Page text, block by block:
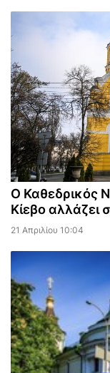
Ο Καθεδρικός
Κίεβο αλλάζει
21 Απριλίου 10:04